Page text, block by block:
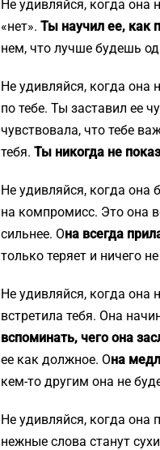
Не удивляйся, когда она
«нет». Ты научил ее, как
нем, что лучше будешь
Не удивляйся, когда она
по тебе. Ты заставил ее
чувствовала, что тебе
тебя. Ты никогда не
Не удивляйся, когда она
на компромисс. Это она
сильнее. Она всегда
только теряет и ничего
Не удивляйся, когда она
встретила тебя. Она
вспоминать, чего она
ее как должное. Она
кем-то другим она не
Не удивляйся, когда она
нежные слова станут